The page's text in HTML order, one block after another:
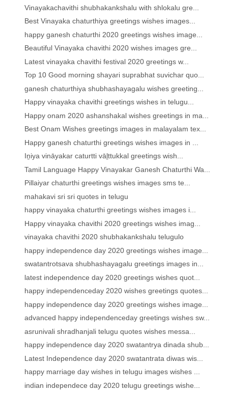
Vinayakachavithi shubhakankshalu with shlokalu gre...
Best Vinayaka chaturthiya greetings wishes images...
happy ganesh chaturthi 2020 greetings wishes image...
Beautiful Vinayaka chavithi 2020 wishes images gre...
Latest vinayaka chavithi festival 2020 greetings w...
Top 10 Good morning shayari suprabhat suvichar quo...
ganesh chaturthiya shubhashayagalu wishes greeting...
Happy vinayaka chavithi greetings wishes in telugu...
Happy onam 2020 ashanshakal wishes greetings in ma...
Best Onam Wishes greetings images in malayalam tex...
Happy ganesh chaturthi greetings wishes images in ...
Iṉiya vināyakar caturtti vāḻttukkal greetings wish...
Tamil Language Happy Vinayakar Ganesh Chaturthi Wa...
Pillaiyar chaturthi greetings wishes images sms te...
mahakavi sri sri quotes in telugu
happy vinayaka chaturthi greetings wishes images i...
Happy vinayaka chavithi 2020 greetings wishes imag...
vinayaka chavithi 2020 shubhakankshalu telugulo
happy independence day 2020 greetings wishes image...
swatantrotsava shubhashayagalu greetings images in...
latest independence day 2020 greetings wishes quot...
happy independenceday 2020 wishes greetings quotes...
happy independence day 2020 greetings wishes image...
advanced happy independenceday greetings wishes sw...
asrunivali shradhanjali telugu quotes wishes messa...
happy independence day 2020 swatantrya dinada shub...
Latest Independence day 2020 swatantrata diwas wis...
happy marriage day wishes in telugu images wishes ...
indian independece day 2020 telugu greetings wishe...